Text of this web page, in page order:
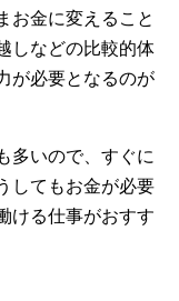
お金に変えること
しなどの比較的体
が必要となるのが
多いので、すぐに
してもお金が必要
ける仕事がおすす